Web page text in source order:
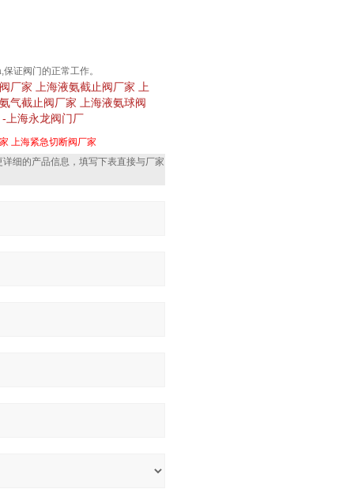
证阀门的正常工作。
厂家 上海液氨截止阀厂家 上
气截止阀厂家 上海液氨球阀
上海永龙阀门厂
上海紧急切断阀厂家
细的产品信息，填写下表直接与厂家